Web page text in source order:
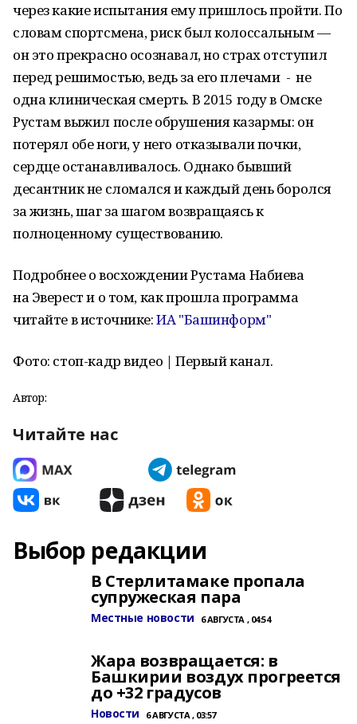
через какие испытания ему пришлось пройти. По
словам спортсмена, риск был колоссальным —
он это прекрасно осознавал, но страх отступил
перед решимостью, ведь за его плечами - не
одна клиническая смерть. В 2015 году в Омске
Рустам выжил после обрушения казармы: он
потерял обе ноги, у него отказывали почки,
сердце останавливалось. Однако бывший
десантник не сломался и каждый день боролся
за жизнь, шаг за шагом возвращаясь к
полноценному существованию.
Подробнее о восхождении Рустама Набиева
на Эверест и о том, как прошла программа
читайте в источнике:ИА "Башинформ"
Фото: стоп-кадр видео | Первый канал.
Автор:
Читайте нас
Выбор редакции
В Стерлитамаке пропала
супружеская пара
Местные новости 6 АВГУСТА , 04:54
Жара возвращается: в
Башкирии воздух прогреется
до +32 градусов
Новости 6 АВГУСТА , 03:57